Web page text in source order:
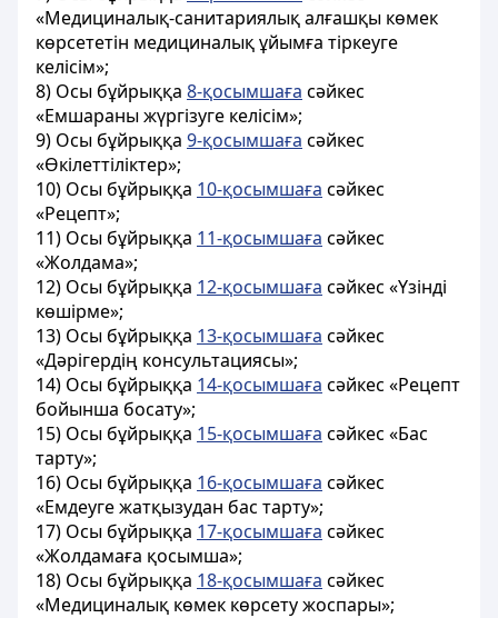
«Медициналық-санитариялық алғашқы көмек
көрсететін медициналық ұйымға тіркеуге
келісім»;
8) Осы бұйрыққа 8-қосымшаға сәйкес
«Емшараны жүргізуге келісім»;
9) Осы бұйрыққа 9-қосымшаға сәйкес
«Өкілеттіліктер»;
10) Осы бұйрыққа 10-қосымшаға сәйкес
«Рецепт»;
11) Осы бұйрыққа 11-қосымшаға сәйкес
«Жолдама»;
12) Осы бұйрыққа 12-қосымшаға сәйкес «Үзінді
көшірме»;
13) Осы бұйрыққа 13-қосымшаға сәйкес
«Дәрігердің консультациясы»;
14) Осы бұйрыққа 14-қосымшаға сәйкес «Рецепт
бойынша босату»;
15) Осы бұйрыққа 15-қосымшаға сәйкес «Бас
тарту»;
16) Осы бұйрыққа 16-қосымшаға сәйкес
«Емдеуге жатқызудан бас тарту»;
17) Осы бұйрыққа 17-қосымшаға сәйкес
«Жолдамаға қосымша»;
18) Осы бұйрыққа 18-қосымшаға сәйкес
«Медициналық көмек көрсету жоспары»;